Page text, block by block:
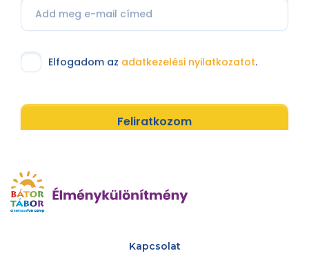
Elfogadom az adatkezelési nyilatkozatot.
Feliratkozom
Kapcsolat